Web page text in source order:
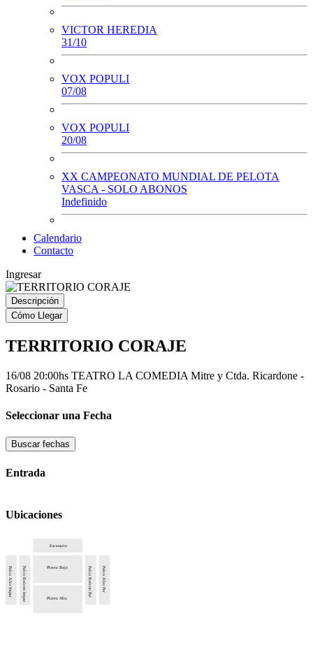
VICTOR HEREDIA
31/10
VOX POPULI
07/08
VOX POPULI
20/08
XX CAMPEONATO MUNDIAL DE PELOTA
VASCA - SOLO ABONOS
Indefinido
Calendario
Contacto
Ingresar
Descripción
Cómo Llegar
TERRITORIO CORAJE
16/08 20:00hs TEATRO LA COMEDIA Mitre y Ctda. Ricardone -
Rosario - Santa Fe
Seleccionar una Fecha
Buscar fechas
Entrada
Ubicaciones
Escenario
Palco Alto Impar Palco Balcon Impar Platea Baja Palco Balcon Par Palco Alto Par
Platea Alta